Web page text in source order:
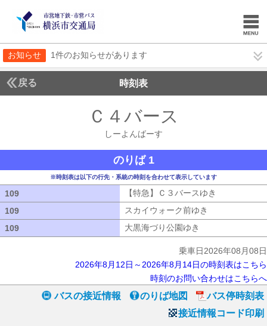
お知らせ 1件のお知らせがあります
戻る 時刻表
Ｃ４バース
しーよんばーす
のりば 1
※時刻表は以下の行先・系統の時刻を合わせて表示しています
109 【特急】Ｃ３バースゆき
109
スカイウォーク前ゆき
109
大黒海づり公園ゆき
乗車日2026年08月08日
2026年8月12日～2026年8月14日の時刻表はこちら
時刻のお問い合わせはこちらへ
バスの接近情報 のりば地図
バス停時刻表
接近情報コード印刷